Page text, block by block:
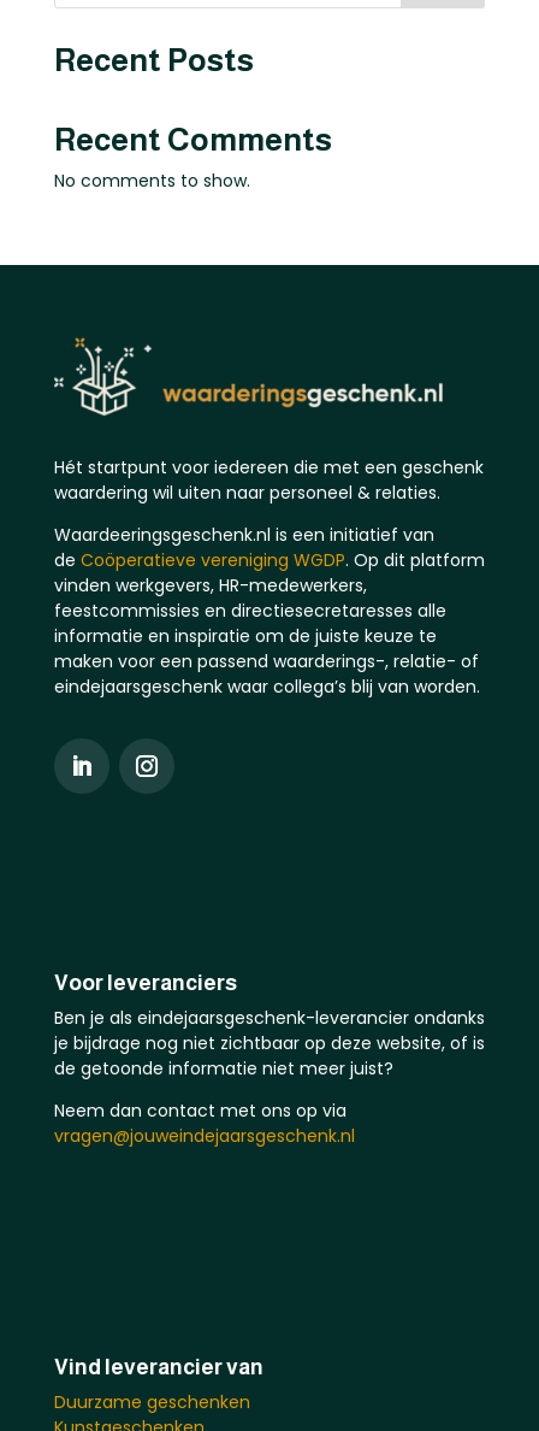
Recent Posts
Recent Comments
No comments to show.
Hét startpunt voor iedereen die met een geschenk
waardering wil uiten naar personeel & relaties.
Waardeeringsgeschenk.nl is een initiatief van
de Coöperatieve vereniging WGDP. Op dit platform
vinden werkgevers, HR-medewerkers,
feestcommissies en directiesecretaresses alle
informatie en inspiratie om de juiste keuze te
maken voor een passend waarderings-, relatie- of
eindejaarsgeschenk waar collega’s blij van worden.
Voor leveranciers
Ben je als eindejaarsgeschenk-leverancier ondanks
je bijdrage nog niet zichtbaar op deze website, of is
de getoonde informatie niet meer juist?
Neem dan contact met ons op via
vragen@jouweindejaarsgeschenk.nl
Vind leverancier van
Duurzame geschenken